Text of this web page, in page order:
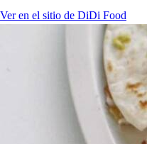
Ver en el sitio de DiDi Food